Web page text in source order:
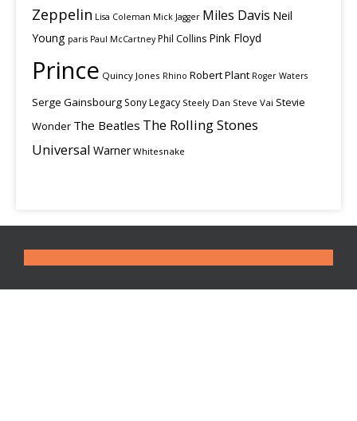
Zeppelin Lisa Coleman Mick Jagger Miles Davis Neil
Young paris Paul McCartney Phil Collins Pink Floyd
Prince Quincy Jones Rhino Robert Plant Roger Waters
Serge Gainsbourg Sony Legacy Steely Dan Steve Vai Stevie
Wonder The Beatles The Rolling Stones
Universal Warner Whitesnake